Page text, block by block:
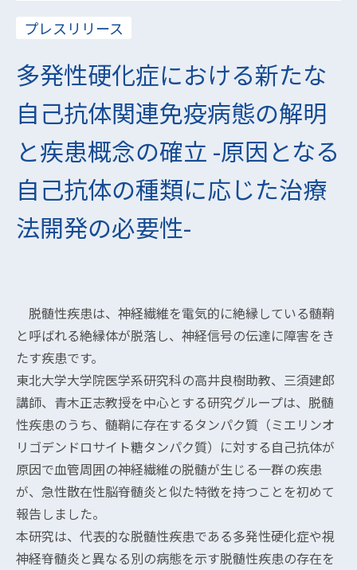
プレスリリース
多発性硬化症における新たな
自己抗体関連免疫病態の解明
と疾患概念の確立 -原因となる
自己抗体の種類に応じた治療
法開発の必要性-
脱髄性疾患は、神経繊維を電気的に絶縁している髄鞘
と呼ばれる絶縁体が脱落し、神経信号の伝達に障害をき
たす疾患です。
東北大学大学院医学系研究科の高井良樹助教、三須建郎
講師、青木正志教授を中心とする研究グループは、脱髄
性疾患のうち、髄鞘に存在するタンパク質（ミエリンオ
リゴデンドロサイト糖タンパク質）に対する自己抗体が
原因で血管周囲の神経繊維の脱髄が生じる一群の疾患
が、急性散在性脳脊髄炎と似た特徴を持つことを初めて
報告しました。
本研究は、代表的な脱髄性疾患である多発性硬化症や視
神経脊髄炎と異なる別の病態を示す脱髄性疾患の存在を